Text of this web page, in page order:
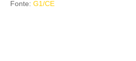
Fonte: G1/CE